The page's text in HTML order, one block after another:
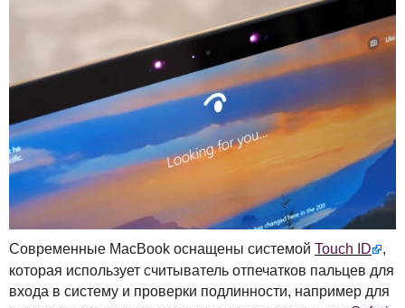
Современные MacBook оснащены системой Touch ID
,
которая использует считыватель отпечатков пальцев для
входа в систему и проверки подлинности, например для